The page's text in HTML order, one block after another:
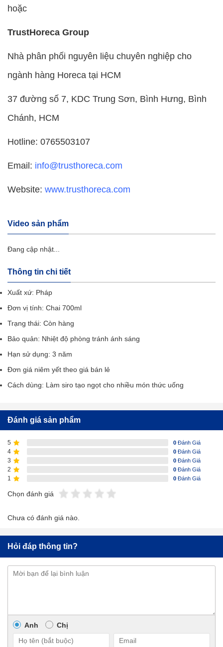
hoặc
TrustHoreca Group
Nhà phân phối nguyên liệu chuyên nghiệp cho
ngành hàng Horeca tại HCM
37 đường số 7, KDC Trung Sơn, Bình Hưng, Bình
Chánh, HCM
Hotline: 0765503107
Email: info@trusthoreca.com
Website: www.trusthoreca.com
Video sản phẩm
Đang cập nhật...
Thông tin chi tiết
Xuất xứ: Pháp
Đơn vị tính: Chai 700ml
Trạng thái: Còn hàng
Bảo quản: Nhiệt độ phòng tránh ánh sáng
Hạn sử dụng: 3 năm
Đơn giá niêm yết theo giá bán lẻ
Cách dùng: Làm siro tạo ngọt cho nhiều món thức uống
Đánh giá sản phẩm
5 0 Đánh Giá
4 0 Đánh Giá
3 0 Đánh Giá
2 0 Đánh Giá
1 0 Đánh Giá
Chọn đánh giá
Chưa có đánh giá nào.
Hỏi đáp thông tin?
Anh Chị